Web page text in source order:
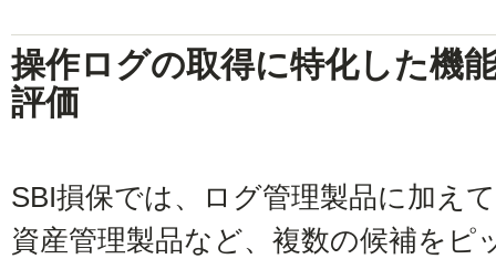
操作ログの取得に特化した機
評価
SBI損保では、ログ管理製品に加え
資産管理製品など、複数の候補をピ